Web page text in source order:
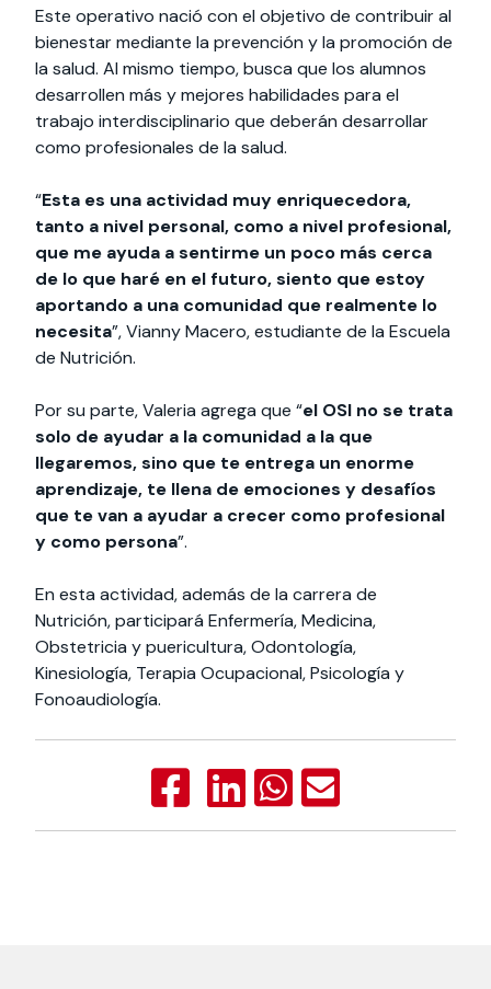
Este operativo nació con el objetivo de contribuir al
bienestar mediante la prevención y la promoción de
la salud. Al mismo tiempo, busca que los alumnos
desarrollen más y mejores habilidades para el
trabajo interdisciplinario que deberán desarrollar
como profesionales de la salud.
“Esta es una actividad muy enriquecedora,
tanto a nivel personal, como a nivel profesional,
que me ayuda a sentirme un poco más cerca
de lo que haré en el futuro, siento que estoy
aportando a una comunidad que realmente lo
necesita”, Vianny Macero, estudiante de la Escuela
de Nutrición.
Por su parte, Valeria agrega que “el OSI no se trata
solo de ayudar a la comunidad a la que
llegaremos, sino que te entrega un enorme
aprendizaje, te llena de emociones y desafíos
que te van a ayudar a crecer como profesional
y como persona”.
En esta actividad, además de la carrera de
Nutrición, participará Enfermería, Medicina,
Obstetricia y puericultura, Odontología,
Kinesiología, Terapia Ocupacional, Psicología y
Fonoaudiología.